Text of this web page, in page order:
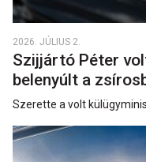
2026. JÚLIUS 2.
Szijjártó Péter
belenyúlt a
Szerette a volt